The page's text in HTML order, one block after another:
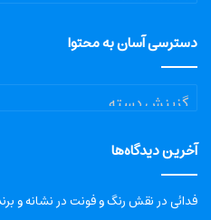
دسترسی آسان به محتوا
دسترسی
آسان
محتوا
آخرین دیدگاه‌ها
فدائیدرنقش رنگ و فونت در نشانه و